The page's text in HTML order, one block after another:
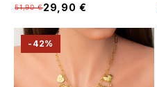
51,90 €29,90 €
-42%